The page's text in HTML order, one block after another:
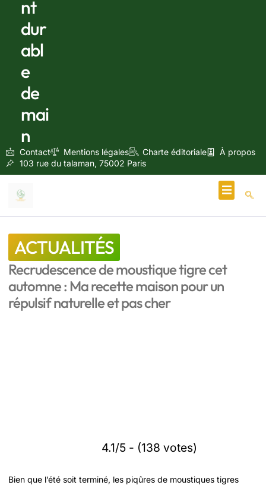
nt
dur
abl
e
de
mai
n
Contact Mentions légales Charte éditoriale
À propos
103 rue du talaman, 75002 Paris
ACTUALITÉS
Recrudescence de moustique tigre cet
automne : Ma recette maison pour un
répulsif naturelle et pas cher
4.1/5 - (138 votes)
Bien que l’été soit terminé, les piqûres de moustiques tigres